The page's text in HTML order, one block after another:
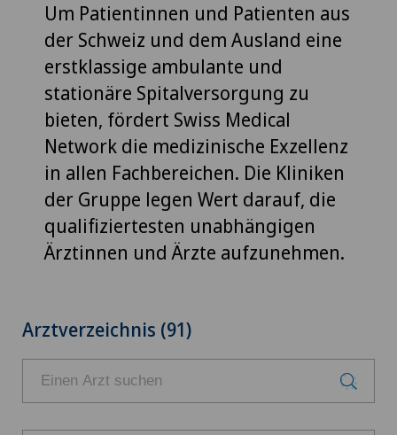
Um Patientinnen und Patienten aus
der Schweiz und dem Ausland eine
erstklassige ambulante und
stationäre Spitalversorgung zu
bieten, fördert Swiss Medical
Network die medizinische Exzellenz
in allen Fachbereichen. Die Kliniken
der Gruppe legen Wert darauf, die
qualifiziertesten unabhängigen
Ärztinnen und Ärzte aufzunehmen.
Arztverzeichnis (91)